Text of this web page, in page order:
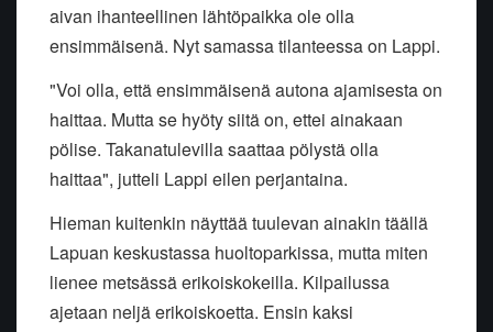
aivan ihanteellinen lähtöpaikka ole olla
ensimmäisenä. Nyt samassa tilanteessa on Lappi.
"Voi olla, että ensimmäisenä autona ajamisesta on
haittaa. Mutta se hyöty siitä on, ettei ainakaan
pölise. Takanatulevilla saattaa pölystä olla
haittaa", jutteli Lappi eilen perjantaina.
Hieman kuitenkin näyttää tuulevan ainakin täällä
Lapuan keskustassa huoltoparkissa, mutta miten
lienee metsässä erikoiskokeilla. Kilpailussa
ajetaan neljä erikoiskoetta. Ensin kaksi